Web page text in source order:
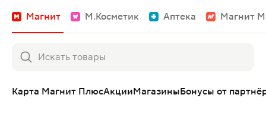
Магнит М.Косметик Аптека Магнит
Карта Магнит ПлюсАкцииМагазиныБонусы от